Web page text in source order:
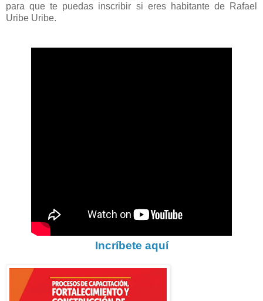
para que te puedas inscribir si eres habitante de Rafael
Uribe Uribe.
Incríbete aquí